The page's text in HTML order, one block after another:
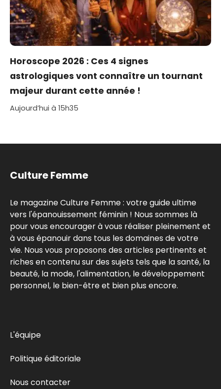
Horoscope 2026 : Ces 4 signes
astrologiques vont connaître un tournant
majeur durant cette année !
Aujourd’hui à 15h35
Culture Femme
Le magazine Culture Femme : votre guide ultime
vers l'épanouissement féminin ! Nous sommes là
pour vous encourager à vous réaliser pleinement et
à vous épanouir dans tous les domaines de votre
vie. Nous vous proposons des articles pertinents et
riches en contenu sur des sujets tels que la santé, la
beauté, la mode, l'alimentation, le développement
personnel, le bien-être et bien plus encore.
L'équipe
Politique éditoriale
Nous contacter